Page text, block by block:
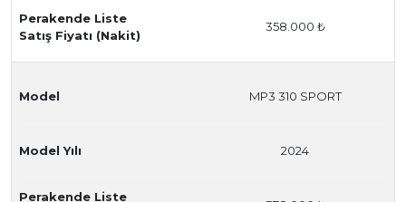
Perakende Liste
Satış Fiyatı (Nakit)
358.000 ₺
Model MP3 310 SPORT
Model Yılı 2024
Perakende Liste